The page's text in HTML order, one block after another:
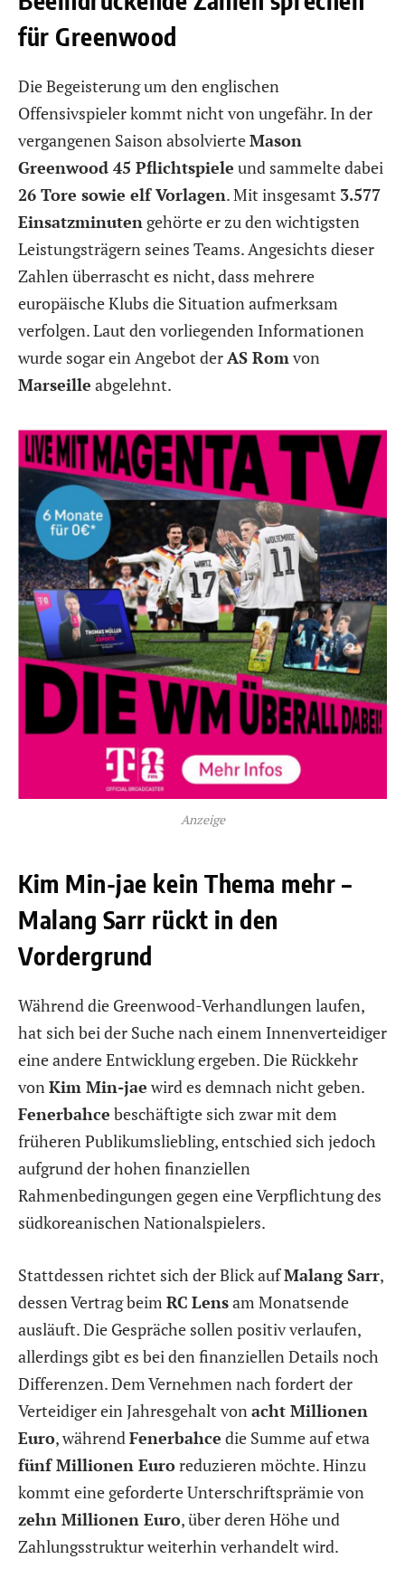
für Greenwood
Die Begeisterung um den englischen
Offensivspieler kommt nicht von ungefähr. In der
vergangenen Saison absolvierteMason
Greenwood 45 Pflichtspiele und sammelte dabei
26 Tore sowie elf Vorlagen. Mit insgesamt 3.577
Einsatzminuten gehörte er zu den wichtigsten
Leistungsträgern seines Teams. Angesichts dieser
Zahlen überrascht es nicht, dass mehrere
europäische Klubs die Situation aufmerksam
verfolgen. Laut den vorliegenden Informationen
wurde sogar ein Angebot derAS Romvon
Marseille abgelehnt.
Anzeige
Kim Min-jae kein Thema mehr –
Malang Sarr rückt in den
Vordergrund
Während die Greenwood-Verhandlungen laufen,
hat sich bei der Suche nach einem Innenverteidiger
eine andere Entwicklung ergeben. Die Rückkehr
vonKim Min-jae wird es demnach nicht geben.
Fenerbahce beschäftigte sich zwar mit dem
früheren Publikumsliebling, entschied sich jedoch
aufgrund der hohen finanziellen
Rahmenbedingungen gegen eine Verpflichtung des
südkoreanischen Nationalspielers.
Stattdessen richtet sich der Blick aufMalang Sarr,
dessen Vertrag beim RC Lensam Monatsende
ausläuft. Die Gespräche sollen positiv verlaufen,
allerdings gibt es bei den finanziellen Details noch
Differenzen. Dem Vernehmen nach fordert der
Verteidiger ein Jahresgehalt vonacht Millionen
Euro, währendFenerbahce die Summe auf etwa
fünf Millionen Euroreduzieren möchte. Hinzu
kommt eine geforderte Unterschriftsprämie von
zehn Millionen Euro, über deren Höhe und
Zahlungsstruktur weiterhin verhandelt wird.